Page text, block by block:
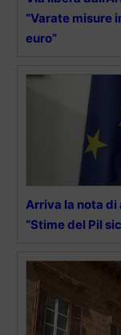
“Varate misure
euro”
Arriva la nota di
“Stime del Pil